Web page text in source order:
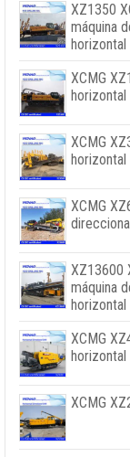
XZ1350
máquina
XCMG
XCMG
XCMG
XZ13600
máquina
XCMG
horizontal
XCMG